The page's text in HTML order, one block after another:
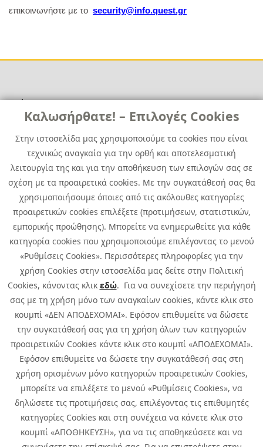
Καλωσήρθατε! – Επιλογές Cookies
Στην ιστοσελίδα μας χρησιμοποιούμε τα cookies που είναι
τεχνικώς αναγκαία για την ορθή και αποτελεσματική
λειτουργία της και για την αποθήκευση των επιλογών σας σε
σχέση με τα προαιρετικά cookies. Με την συγκατάθεσή σας θα
χρησιμοποιήσουμε όποιες από τις ακόλουθες κατηγορίες
προαιρετικών cookies επιλέξετε (προτιμήσεων, στατιστικών,
εμπορικής προώθησης). Μπορείτε να ενημερωθείτε για κάθε
κατηγορία cookies που χρησιμοποιούμε επιλέγοντας το μενού
«Ρυθμίσεις Cookies». Περισσότερες πληροφορίες για την
χρήση Cookies στην ιστοσελίδα μας δείτε στην Πολιτική
Cookies, κάνοντας κλικ εδώ. Για να συνεχίσετε την περιήγησή
σας με τη χρήση μόνο των αναγκαίων cookies, κάντε κλικ στο
κουμπί «ΔΕΝ ΑΠΟΔΕΧΟΜΑΙ». Εφόσον επιθυμείτε να δώσετε
την συγκατάθεσή σας για τη χρήση όλων των κατηγοριών
προαιρετικών Cookies κάντε κλικ στο κουμπί «ΑΠΟΔΕΧΟΜΑΙ».
Εφόσον επιθυμείτε να δώσετε την συγκατάθεσή σας στη
χρήση ορισμένων μόνο κατηγοριών προαιρετικών Cookies,
μπορείτε να επιλέξετε το μενού «Ρυθμίσεις Cookies», να
δηλώσετε τις προτιμήσεις σας, επιλέγοντας τις επιθυμητές
κατηγορίες Cookies και στη συνέχεια να κάνετε κλικ στο
κουμπί «ΑΠΟΘΗΚΕΥΣΗ», για να τις αποθηκεύσετε και να
επικοινωνήστε με το security@info.quest.gr
Χρήσιμα
Χρήσιμα
Επικοινωνία
Media Kit
Καριέρα
Όμιλος Quest
Site Map